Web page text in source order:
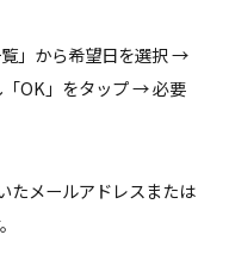
」から希望日を選択 →
OK」をタップ → 必要
たメールアドレスまたは